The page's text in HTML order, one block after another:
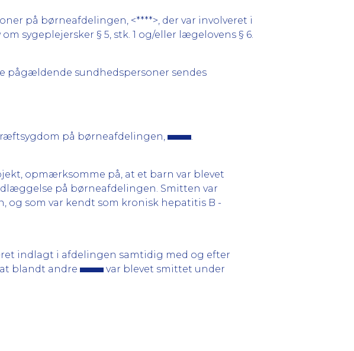
på børneafdelingen, <****>, der var involveret i
sygeplejersker § 5, stk. 1 og/eller lægelovens § 6.
pågældende sundhedspersoner sendes
på børneafdelingen, .
opmærksomme på, at et barn var blevet
på børneafdelingen. Smitten var
som var kendt som kronisk hepatitis B -
indlagt i afdelingen samtidig med og efter
blandt andre
var blevet smittet under